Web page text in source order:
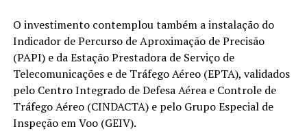
O investimento contemplou também a instalação do
Indicador de Percurso de Aproximação de Precisão
(PAPI) e da Estação Prestadora de Serviço de
Telecomunicações e de Tráfego Aéreo (EPTA), validados
pelo Centro Integrado de Defesa Aérea e Controle de
Tráfego Aéreo (CINDACTA) e pelo Grupo Especial de
Inspeção em Voo (GEIV).